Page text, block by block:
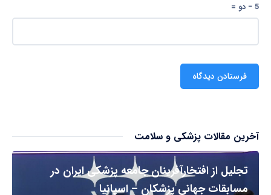
5 − دو =
آخرین مقالات پزشکی و سلامت
تجلیل از افتخارآفرینان جامعه پزشکی ایران در
مسابقات جهانی پزشکان – اسپانیا